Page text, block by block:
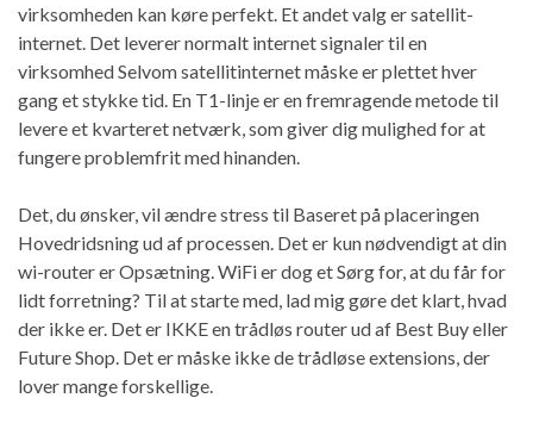
virksomheden kan køre perfekt. Et andet valg er satellit-
internet. Det leverer normalt internet signaler til en
virksomhed Selvom satellitinternet måske er plettet hver
gang et stykke tid. En T1-linje er en fremragende metode til
levere et kvarteret netværk, som giver dig mulighed for at
fungere problemfrit med hinanden.
Det, du ønsker, vil ændre stress til Baseret på placeringen
Hovedridsning ud af processen. Det er kun nødvendigt at din
wi-router er Opsætning. WiFi er dog et Sørg for, at du får for
lidt forretning? Til at starte med, lad mig gøre det klart, hvad
der ikke er. Det er IKKE en trådløs router ud af Best Buy eller
Future Shop. Det er måske ikke de trådløse extensions, der
lover mange forskellige.